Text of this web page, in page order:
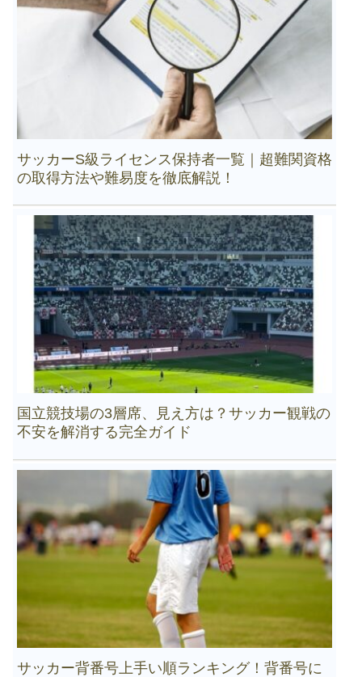
サッカーS級ライセンス保持者一覧｜超難関資格
の取得方法や難易度を徹底解説！
国立競技場の3層席、見え方は？サッカー観戦の
不安を解消する完全ガイド
サッカー背番号上手い順ランキング！背番号に